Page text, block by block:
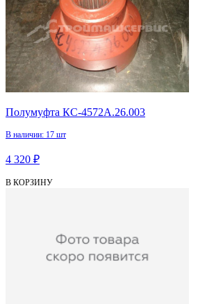
Полумуфта КС-4572А.26.003
В наличии: 17 шт
4 320 ₽
В КОРЗИНУ